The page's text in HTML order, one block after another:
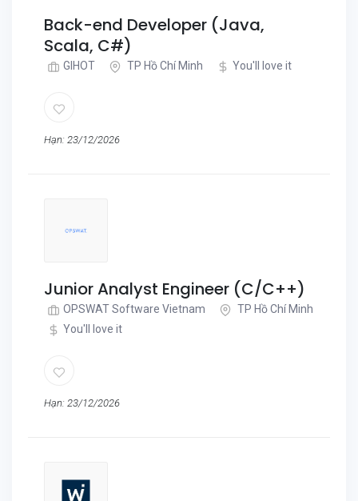
Back-end Developer (Java,
Scala, C#)
GIHOT TP Hồ Chí Minh You'll love it
Hạn: 23/12/2026
Junior Analyst Engineer (C/C++)
OPSWAT Software Vietnam
TP Hồ Chí Minh
You'll love it
Hạn: 23/12/2026